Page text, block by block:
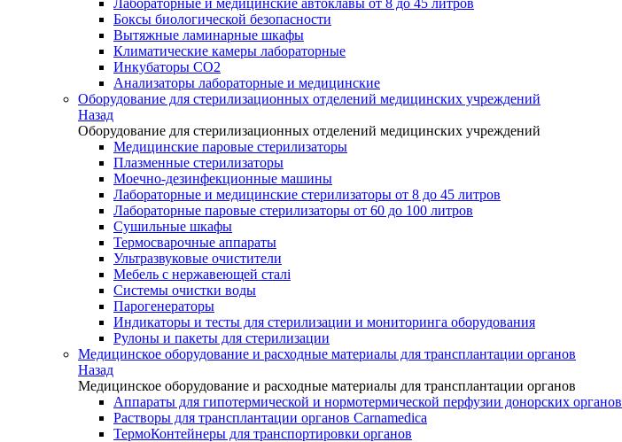
Боксы биологической безопасности
Вытяжные ламинарные шкафы
Климатические камеры лабораторные
Инкубаторы СО2
Анализаторы лабораторные и медицинские
Оборудование для стерилизационных отделений медицинских учреждений
Назад
Оборудование для стерилизационных отделений медицинских учреждений
Медицинские паровые стерилизаторы
Плазменные стерилизаторы
Моечно-дезинфекционные машины
Лабораторные и медицинские стерилизаторы от 8 до 45 литров
Лабораторные паровые стерилизаторы от 60 до 100 литров
Сушильные шкафы
Термосварочные аппараты
Ультразвуковые очистители
Мебель с нержавеющей сталі
Системы очистки воды
Парогенераторы
Индикаторы и тесты для стерилизации и мониторинга оборудования
Рулоны и пакеты для стерилизации
Медицинское оборудование и расходные материалы для трансплантации органов
Назад
Медицинское оборудование и расходные материалы для трансплантации органов
Аппараты для гипотермической и нормотермической перфузии донорских органов
Растворы для трансплантации органов Carnamedica
ТермоКонтейнеры для транспортировки органов